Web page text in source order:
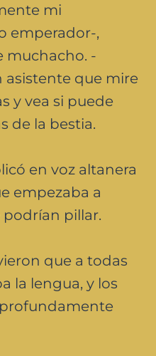
mi
emperador-,
muchacho. -
asistente que mire
y vea si puede
de la bestia.
en voz altanera
empezaba a
pillar.
que a todas
la lengua, y los